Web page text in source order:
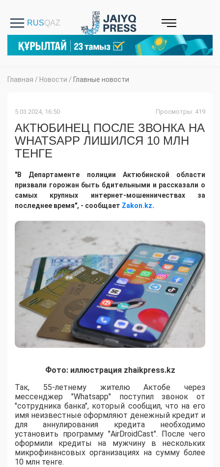
Главная / Новости / Главные новости
5.03.2024, 16:50 Просмотры: 419
АКТЮБИНЕЦ ПОСЛЕ ЗВОНКА НА
WHATSAPP ЛИШИЛСЯ 10 МЛН
ТЕНГЕ
"В Департаменте полиции Актюбинской области
призвали горожан быть бдительными и рассказали о
самых крупных интернет-мошенничествах за
последнее время", - сообщает Zakon.kz.
Фото: иллюстрация zhaikpress.kz
Так, 55-летнему жителю Актобе через
мессенджер "Whatsapp" поступил звонок от
"сотрудника банка", который сообщил, что на его
имя неизвестные оформляют денежный кредит и
для аннулирования кредита необходимо
установить программу "AirDroidCast". После чего
оформили кредиты на мужчину в нескольких
микрофинансовых организациях на сумму более
10 млн тенге.